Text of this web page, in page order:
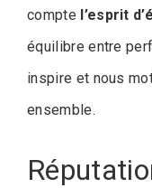
compte l’esprit
équilibre entre
inspire et nous
ensemble.